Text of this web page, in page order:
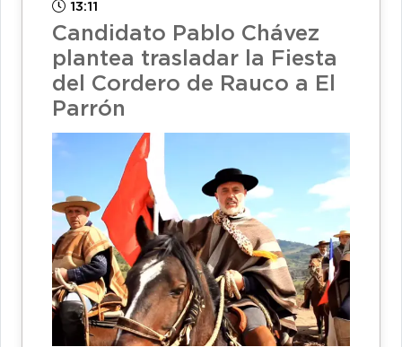
13:11
Candidato Pablo Chávez
plantea trasladar la Fiesta
del Cordero de Rauco a El
Parrón